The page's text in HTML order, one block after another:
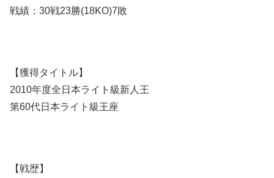
戦績：30戦23勝(18KO)7敗
【獲得タイトル】
2010年度全日本ライト級新人王
第60代日本ライト級王座
【戦歴】